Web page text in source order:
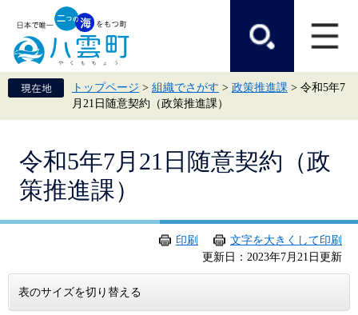
頭
で
飛
ば
て
トップページ > 組織でさがす > 政策推進課 > 令和5年7
月21日随意契約（政策推進課）
令和5年7月21日随意契約（政
策推進課）
印刷
文字を大きくして印刷
更新日：2023年7月21日更新
表のサイズを切り替える